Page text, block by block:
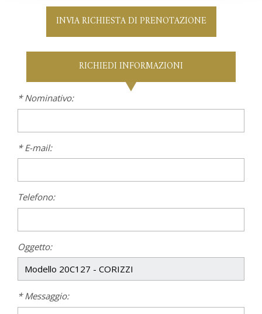
INVIA RICHIESTA DI PRENOTAZIONE
RICHIEDI INFORMAZIONI
* Nominativo:
* E-mail:
Telefono:
Oggetto:
* Messaggio: